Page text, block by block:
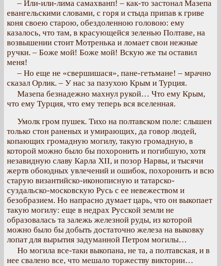
– Или-или-лима самахванп! – как-то застонал Мазепа
евангельскими словами, с горя и стыда припав к гриве
коня своею старою, обездоленною головою: ему
казалось, что там, в красующейся зеленью Полтаве, на
возвышении стоит Мотренька и ломает свои нежные
ручки. – Боже мой! Боже мой! Вскую же ты оставил
меня!
– Но еще не «свершишася», пане-гетьмане! – мрачно
сказал Орлик. – У нас за пазухою Крым и Турция.
Мазепа безнадежно махнул рукой… Что ему Крым,
что ему Турция, что ему теперь вся вселенная.
Умолк гром пушек. Тихо на полтавском поле: слышен
только стон раненых и умирающих, да говор людей,
копающих громадную могилу, такую громадную, в
которой можно было бы похоронить и погибшую, хотя
незавидную славу Карла XII, и позор Нарвы, и тысячи
жертв обоюдных увлечений и ошибок, похоронить и всю
старую византийско-иконописную и татарско-
суздальско-московскую Русь с ее невежеством и
безобразием. Но напрасно думает царь, что он выкопает
такую могилу: еще в недрах Русской земли не
образовалась та залежь железной руды, из которой
можно было бы добыть достаточно железа на выковку
лопат для вырытия задуманной Петром могилы…
Но могила все-таки выкопана, не та, а полтавская, и в
нее свалено все, что мешало торжеству виктории…